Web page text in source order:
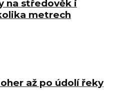
na středověk i
metrech
až po údolí řeky